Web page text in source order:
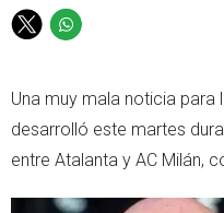
T
t
t
e
r
W
t
s
a
p
p
Una muy mala noticia para
desarrolló este martes
entre Atalanta y AC Milán,